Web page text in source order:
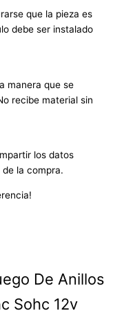
que la pieza es
debe ser instalado
manera que se
recibe material sin
los datos
la compra.
De Anillos
Sohc 12v